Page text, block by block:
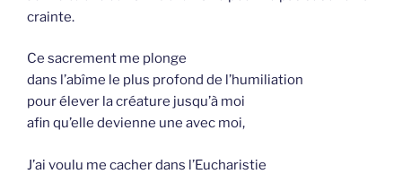
crainte.
Ce sacrement me plonge
dans l’abîme le plus profond de l’humiliation
pour élever la créature jusqu’à moi
afin qu’elle devienne une avec moi,
J’ai voulu me cacher dans l’Eucharistie